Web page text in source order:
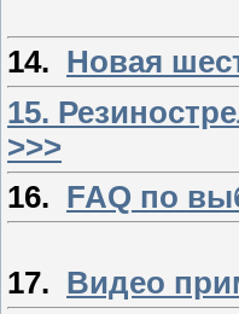
14. Новая
15.
>>>
16. FAQ по
17. Видео